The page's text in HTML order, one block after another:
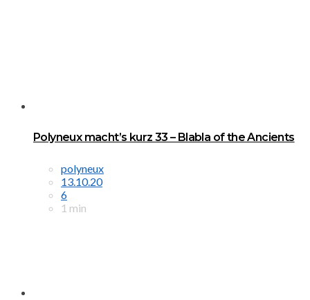
Polyneux macht’s kurz 33 – Blabla of the Ancients
polyneux
13.10.20
6
1 min